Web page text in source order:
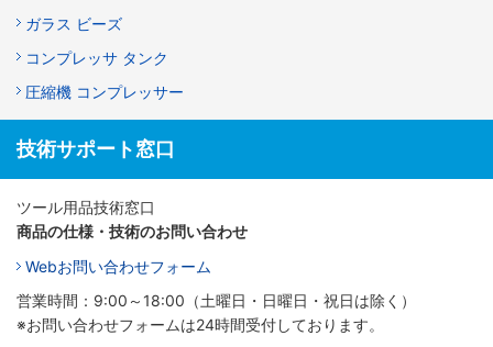
ガラス ビーズ
コンプレッサ タンク
圧縮機 コンプレッサー
技術サポート窓口
ツール用品技術窓口
商品の仕様・技術のお問い合わせ
Webお問い合わせフォーム
営業時間：9:00～18:00（土曜日・日曜日・祝日は除く）
※お問い合わせフォームは24時間受付しております。